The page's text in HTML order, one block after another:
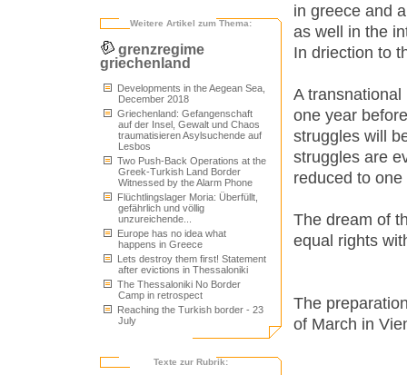
Weitere Artikel zum Thema:
grenzregime
griechenland
Developments in the Aegean Sea,
December 2018
Griechenland: Gefangenschaft
auf der Insel, Gewalt und Chaos
traumatisieren Asylsuchende auf
Lesbos
Two Push-Back Operations at the
Greek-Turkish Land Border
Witnessed by the Alarm Phone
Flüchtlingslager Moria: Überfüllt,
gefährlich und völlig
unzureichende...
Europe has no idea what
happens in Greece
Lets destroy them first! Statement
after evictions in Thessaloniki
The Thessaloniki No Border
Camp in retrospect
Reaching the Turkish border - 23
July
Texte zur Rubrik:
in greece and
as well in the
In driection to
A
one year
struggles will
struggles are
reduced to one
The dream of
equal rights
The
of March in